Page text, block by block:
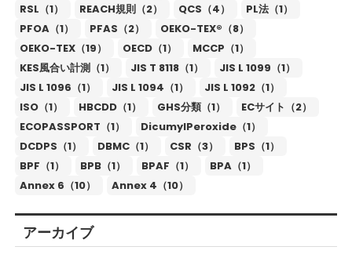
RSL（1）
REACH規則（2） QCS（4）
PL法（1）
PFOA（1）
PFAS（2）
OEKO-TEX®（8）
OEKO-TEX（19）
OECD（1）
MCCP（1）
KES風合い計測（1）
JIS T 8118（1）
JIS L 1099（1）
JIS L 1096（1）
JIS L 1094（1）
JIS L 1092（1）
ISO（1）
HBCDD（1） GHS分類（1）
ECサイト（2）
ECOPASSPORT（1）
DicumylPeroxide（1）
DCDPS（1）
DBMC（1） CSR（3）
BPS（1）
BPF（1）
BPB（1） BPAF（1）
BPA（1）
Annex 6（10）
Annex 4（10）
アーカイブ